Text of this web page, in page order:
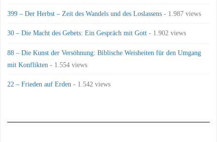
399 – Der Herbst – Zeit des Wandels und des Loslassens - 1.987 views
30 – Die Macht des Gebets: Ein Gespräch mit Gott - 1.902 views
88 – Die Kunst der Versöhnung: Biblische Weisheiten für den Umgang
mit Konflikten - 1.554 views
22 – Frieden auf Erden - 1.542 views